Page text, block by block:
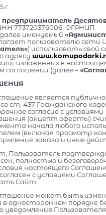
г.
предприниматель
773720376006, ОГРНИП
далее именуемый
пользователю сети
) использовать свой
адресу
изложенных в
соглашении (далее –
является
ст. 437 Гражданского
согласие с условиями
(акцепт оферты)
начала любого
(включая просмотр
заказа и иные
Пользователь
полностью и
настоящего
с условиями
Сайт.
может быть
одностороннем порядке
уведомления